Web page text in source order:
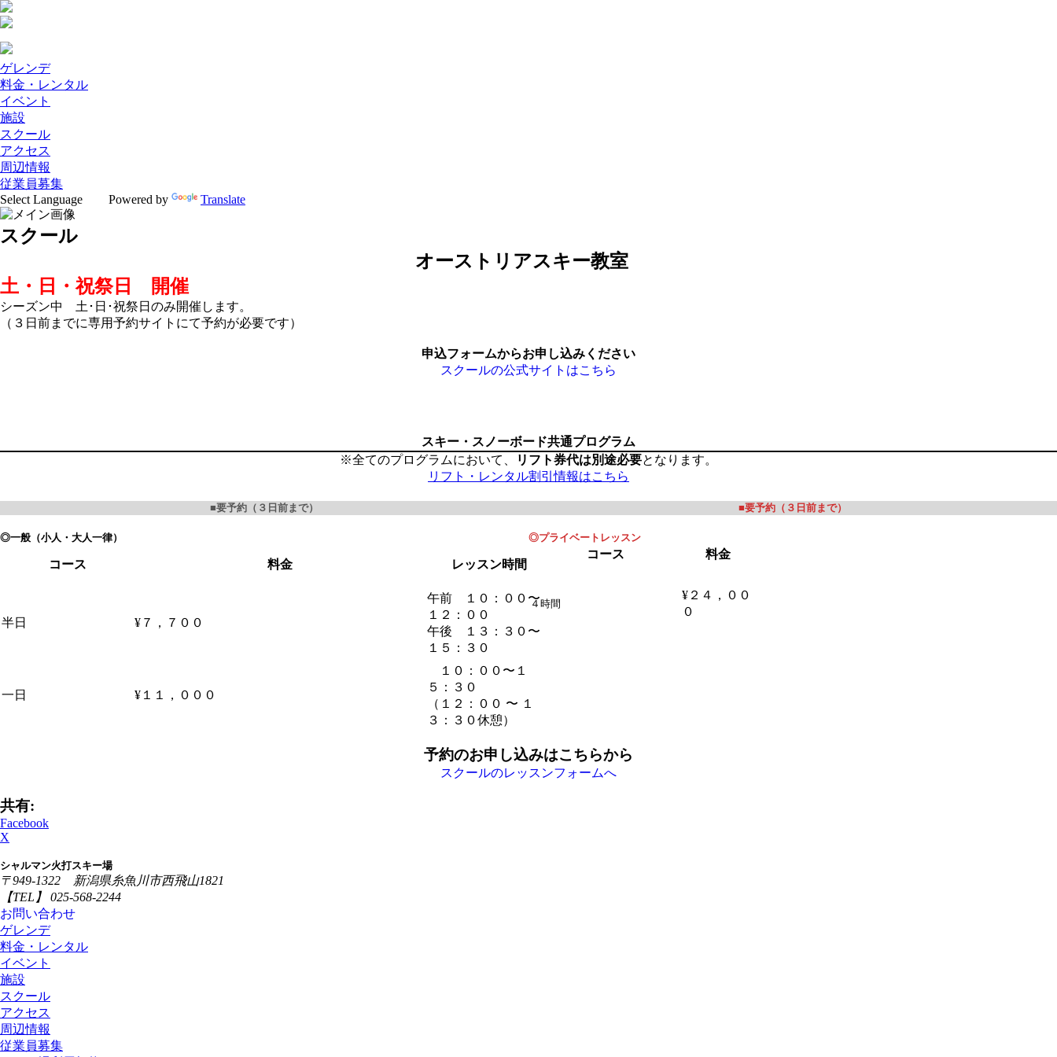
ゲレンデ
料金・レンタル
イベント
施設
スクール
アクセス
周辺情報
従業員募集
Powered by
Translate
スクール
オーストリアスキー教室
土・日・祝祭日 開催
シーズン中 土･日･祝祭日のみ開催します。
（３日前までに専用予約サイトにて予約が必要です）
申込フォームからお申し込みください
スクールの公式サイトはこちら
スキー・スノーボード共通プログラム
※全てのプログラムにおいて、
リフト券代は別途必要となります。
リフト・レンタル割引情報はこちら
■要予約（３日前まで）
◎一般（小人・大人一律）
コース 料金 レッスン時間
半日 ¥７，７００
午前 １０：００〜
１２：００
午後 １３：３０〜
１５：３０
一日 ¥１１，０００
１０：００〜１
５：３０
（１２：００ 〜 １
３：３０休憩）
■要予約（３日前まで）
◎プライベートレッスン
コース 料金
４時間
¥２４，００
０
予約のお申し込みはこちらから
スクールのレッスンフォームへ
共有:
Facebook
X
シャルマン火打スキー場
〒949-1322 新潟県糸魚川市西飛山1821
【TEL】 025-568-2244
お問い合わせ
ゲレンデ
料金・レンタル
イベント
施設
スクール
アクセス
周辺情報
従業員募集